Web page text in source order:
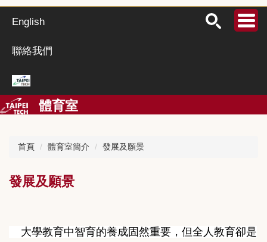
跳
到
要
區
English
聯絡我們
體育室
首頁 體育室簡介 發展及願景
發展及願景
大學教育中智育的養成固然重要，但全人教育卻是